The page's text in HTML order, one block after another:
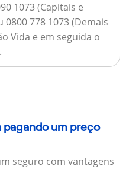
1073 (Capitais e
778 1073 (Demais
Vida e em seguida o
pagando um preço
seguro com vantagens